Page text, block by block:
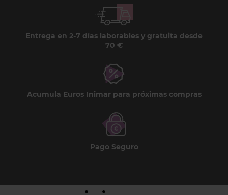
Entrega en 2-7 días laborables y gratuita desde
70 €
Acumula Euros Inimar para próximas compras
Pago Seguro